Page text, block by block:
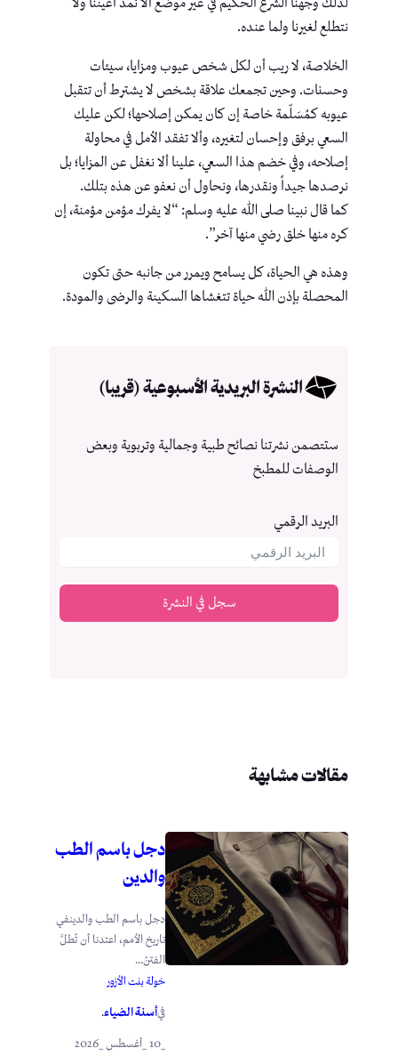
لذلك وجهنا الشرع الحكيم في غير موضع ألا نمد أعيننا ولا
نتطلع لغيرنا ولما عنده.
الخلاصة، لا ريب أن لكل شخص عيوب ومزايا، سيئات
وحسنات. وحين تجمعك علاقة بشخص لا يشترط أن تتقبل
عيوبه كمُسَلّمة خاصة إن كان يمكن إصلاحها؛ لكن عليك
السعي برفق وإحسان لتغيره، وألا تفقد الأمل في محاولة
إصلاحه، وفي خضم هذا السعي، علينا ألا نغفل عن المزايا؛ بل
نرصدها جيداً ونقدرها، ونحاول أن نعفو عن هذه بتلك.
‏كما قال نبينا صلى الله عليه وسلم: “لا يفرك مؤمن مؤمنة، إن
كره منها خلق رضي منها آخر”.
وهذه هي الحياة، كل يسامح ويمرر من جانبه حتى تكون
المحصلة بإذن الله حياة تتغشاها السكينة والرضى والمودة.
النشرة البريدية الأسبوعية (قريبا)
ستتصمن نشرتنا نصائح طبية وجمالية وتربوية وبعض
الوصفات للمطبخ
البريد الرقمي
سجل في النشرة
مقالات مشابهة
دجل باسم الطب
والدين
دجل باسم الطب والدينفي
تاريخ الأمم، اعتدنا أن تُطلَّ
الفتنُ...
خولة بنت الأزور
فيأسنة الضياء.
_10 _أغسطس _2026